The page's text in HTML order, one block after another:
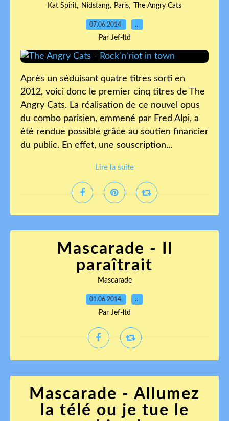
Kat Spirit, Nidstang, Paris, The Angry Cats
07.06.2014 …
Par Jef-ltd
Après un séduisant quatre titres sorti en
2012, voici donc le premier cinq titres de The
Angry Cats. La réalisation de ce nouvel opus
du combo parisien, emmené par Fred Alpi, a
été rendue possible grâce au soutien financier
du public. En effet, une souscription...
Lire la suite
Mascarade - Il
paraîtrait
Mascarade
01.06.2014 …
Par Jef-ltd
Mascarade - Allumez
la télé ou je tue le